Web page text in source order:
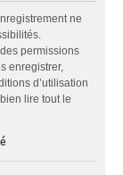
ne
permissions
enregistrer,
d’utilisation
lire tout le